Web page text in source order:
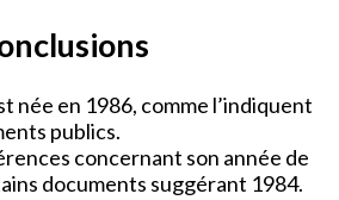
née en 1986, comme l’indiquent
publics.
concernant son année de
documents suggérant 1984.